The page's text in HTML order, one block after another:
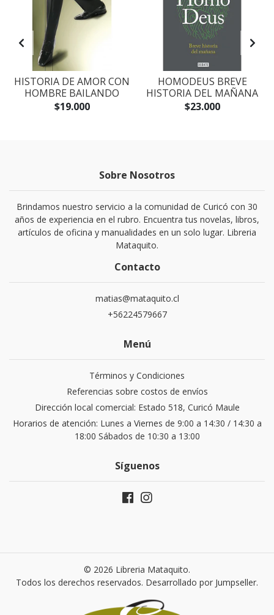
HISTORIA DE AMOR CON
HOMBRE BAILANDO
$19.000
HOMODEUS BREVE
HISTORIA DEL MAÑANA
$23.000
Sobre Nosotros
Brindamos nuestro servicio a la comunidad de Curicó con 30
años de experiencia en el rubro. Encuentra tus novelas, libros,
artículos de oficina y manualidades en un solo lugar. Libreria
Mataquito.
Contacto
matias@mataquito.cl
+56224579667
Menú
Términos y Condiciones
Referencias sobre costos de envíos
Dirección local comercial: Estado 518, Curicó Maule
Horarios de atención: Lunes a Viernes de 9:00 a 14:30 / 14:30 a
18:00 Sábados de 10:30 a 13:00
Síguenos
© 2026 Libreria Mataquito.
Todos los derechos reservados. Desarrollado por Jumpseller.